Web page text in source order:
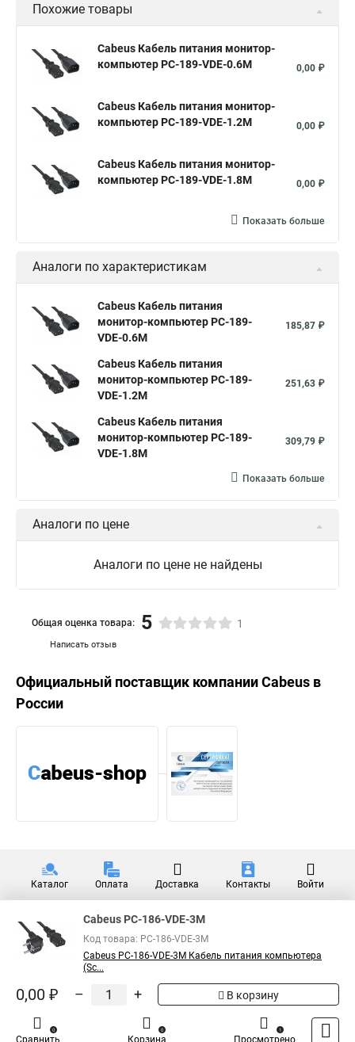
Похожие товары
Cabeus Кабель питания монитор-
компьютер PC-189-VDE-0.6M
0,00 ₽
Cabeus Кабель питания монитор-
компьютер PC-189-VDE-1.2M
0,00 ₽
Cabeus Кабель питания монитор-
компьютер PC-189-VDE-1.8M
0,00 ₽
Показать больше
Аналоги по характеристикам
Cabeus Кабель питания
монитор-компьютер PC-189-
VDE-0.6M
185,87 ₽
Cabeus Кабель питания
монитор-компьютер PC-189-
VDE-1.2M
251,63 ₽
Cabeus Кабель питания
монитор-компьютер PC-189-
VDE-1.8M
309,79 ₽
Показать больше
Аналоги по цене
Аналоги по цене не найдены
Написать отзыв
Общая оценка товара: 5 1
Официальный поставщик компанииCabeus в
России
Каталог Оплата Доставка Контакты Войти
Cabeus PC-186-VDE-3M
Код товара: PC-186-VDE-3M
Cabeus PC-186-VDE-3M Кабель питания компьютера
(Sc...
0,00 ₽ – + В корзину
Сравнить
0
Корзина
0
Просмотрено
1